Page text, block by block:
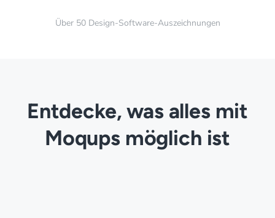
Über 50 Design-Software-Auszeichnungen
Entdecke, was alles mit
Moqups möglich ist